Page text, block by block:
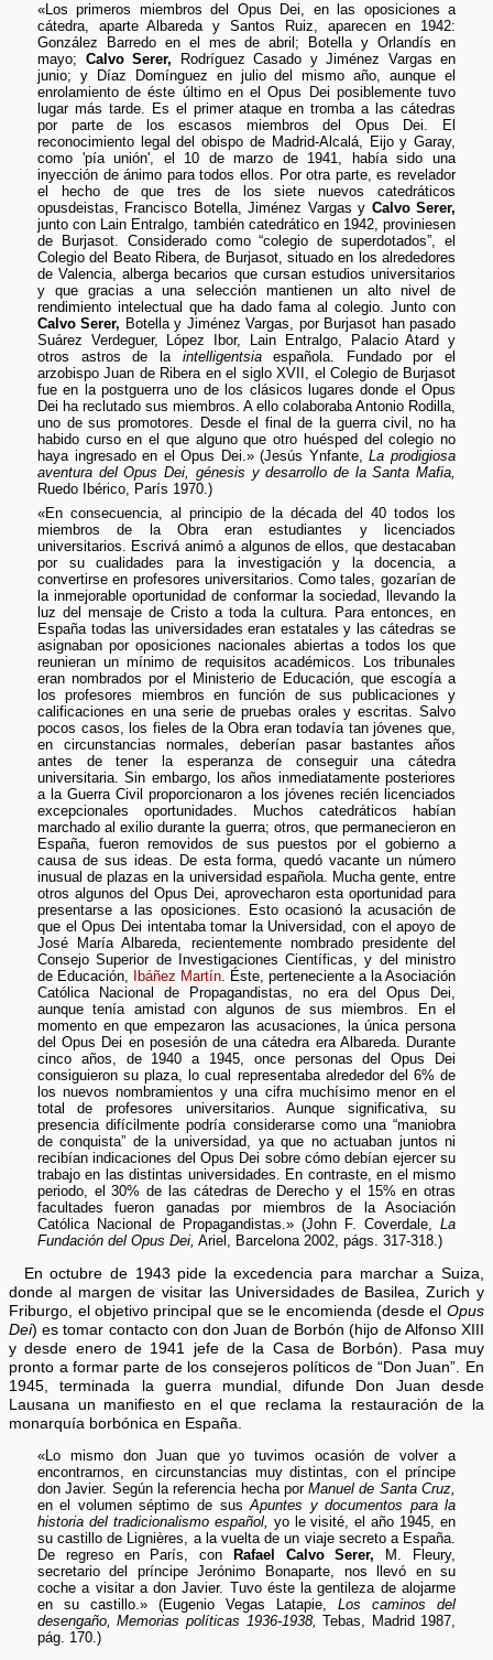
«Los primeros miembros del Opus Dei, en las oposiciones a
cátedra, aparte Albareda y Santos Ruiz, aparecen en 1942:
González Barredo en el mes de abril; Botella y Orlandís en
mayo; Calvo Serer, Rodríguez Casado y Jiménez Vargas en
junio; y Díaz Domínguez en julio del mismo año, aunque el
enrolamiento de éste último en el Opus Dei posiblemente tuvo
lugar más tarde. Es el primer ataque en tromba a las cátedras
por parte de los escasos miembros del Opus Dei. El
reconocimiento legal del obispo de Madrid-Alcalá, Eijo y Garay,
como 'pía unión', el 10 de marzo de 1941, había sido una
inyección de ánimo para todos ellos. Por otra parte, es revelador
el hecho de que tres de los siete nuevos catedráticos
opusdeistas, Francisco Botella, Jiménez Vargas y Calvo Serer,
junto con Lain Entralgo, también catedrático en 1942, proviniesen
de Burjasot. Considerado como “colegio de superdotados”, el
Colegio del Beato Ribera, de Burjasot, situado en los alrededores
de Valencia, alberga becarios que cursan estudios universitarios
y que gracias a una selección mantienen un alto nivel de
rendimiento intelectual que ha dado fama al colegio. Junto con
Calvo Serer, Botella y Jiménez Vargas, por Burjasot han pasado
Suárez Verdeguer, López Ibor, Lain Entralgo, Palacio Atard y
otros astros de la intelligentsiaespañola. Fundado por el
arzobispo Juan de Ribera en el siglo XVII, el Colegio de Burjasot
fue en la postguerra uno de los clásicos lugares donde el Opus
Dei ha reclutado sus miembros. A ello colaboraba Antonio Rodilla,
uno de sus promotores. Desde el final de la guerra civil, no ha
habido curso en el que alguno que otro huésped del colegio no
haya ingresado en el Opus Dei.» (Jesús Ynfante,La prodigiosa
aventura del Opus Dei, génesis y desarrollo de la Santa Mafia,
Ruedo Ibérico, París 1970.)
«En consecuencia, al principio de la década del 40 todos los
miembros de la Obra eran estudiantes y licenciados
universitarios. Escrivá animó a algunos de ellos, que destacaban
por su cualidades para la investigación y la docencia, a
convertirse en profesores universitarios. Como tales, gozarían de
la inmejorable oportunidad de conformar la sociedad, llevando la
luz del mensaje de Cristo a toda la cultura. Para entonces, en
España todas las universidades eran estatales y las cátedras se
asignaban por oposiciones nacionales abiertas a todos los que
reunieran un mínimo de requisitos académicos. Los tribunales
eran nombrados por el Ministerio de Educación, que escogía a
los profesores miembros en función de sus publicaciones y
calificaciones en una serie de pruebas orales y escritas. Salvo
pocos casos, los fieles de la Obra eran todavía tan jóvenes que,
en circunstancias normales, deberían pasar bastantes años
antes de tener la esperanza de conseguir una cátedra
universitaria. Sin embargo, los años inmediatamente posteriores
a la Guerra Civil proporcionaron a los jóvenes recién licenciados
excepcionales oportunidades. Muchos catedráticos habían
marchado al exilio durante la guerra; otros, que permanecieron en
España, fueron removidos de sus puestos por el gobierno a
causa de sus ideas. De esta forma, quedó vacante un número
inusual de plazas en la universidad española. Mucha gente, entre
otros algunos del Opus Dei, aprovecharon esta oportunidad para
presentarse a las oposiciones. Esto ocasionó la acusación de
que el Opus Dei intentaba tomar la Universidad, con el apoyo de
José María Albareda, recientemente nombrado presidente del
Consejo Superior de Investigaciones Científicas, y del ministro
de Educación,
Ibáñez Martín . Éste, perteneciente a la Asociación
Católica Nacional de Propagandistas, no era del Opus Dei,
aunque tenía amistad con algunos de sus miembros. En el
momento en que empezaron las acusaciones, la única persona
del Opus Dei en posesión de una cátedra era Albareda. Durante
cinco años, de 1940 a 1945, once personas del Opus Dei
consiguieron su plaza, lo cual representaba alrededor del 6% de
los nuevos nombramientos y una cifra muchísimo menor en el
total de profesores universitarios. Aunque significativa, su
presencia difícilmente podría considerarse como una “maniobra
de conquista” de la universidad, ya que no actuaban juntos ni
recibían indicaciones del Opus Dei sobre cómo debían ejercer su
trabajo en las distintas universidades. En contraste, en el mismo
periodo, el 30% de las cátedras de Derecho y el 15% en otras
facultades fueron ganadas por miembros de la Asociación
Católica Nacional de Propagandistas.» (John F. Coverdale,La
Fundación del Opus Dei, Ariel, Barcelona 2002, págs. 317-318.)
En octubre de 1943 pide la excedencia para marchar a Suiza,
donde al margen de visitar las Universidades de Basilea, Zurich y
Friburgo, el objetivo principal que se le encomienda (desde el Opus
Dei) es tomar contacto con don Juan de Borbón (hijo de Alfonso XIII
y desde enero de 1941 jefe de la Casa de Borbón). Pasa muy
pronto a formar parte de los consejeros políticos de “Don Juan”. En
1945, terminada la guerra mundial, difunde Don Juan desde
Lausana un manifiesto en el que reclama la restauración de la
monarquía borbónica en España.
«Lo mismo don Juan que yo tuvimos ocasión de volver a
encontrarnos, en circunstancias muy distintas, con el príncipe
don Javier. Según la referencia hecha porManuel de Santa Cruz,
en el volumen séptimo de susApuntes y documentos para la
historia del tradicionalismo español, yo le visité, el año 1945, en
su castillo de Lignières, a la vuelta de un viaje secreto a España.
De regreso en París, con
Rafael Calvo Serer, M. Fleury,
secretario del príncipe Jerónimo Bonaparte, nos llevó en su
coche a visitar a don Javier. Tuvo éste la gentileza de alojarme
en su castillo.» (Eugenio Vegas Latapie,Los caminos del
desengaño, Memorias políticas 1936-1938, Tebas, Madrid 1987,
pág. 170.)